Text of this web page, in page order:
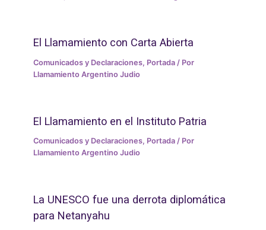
El Llamamiento con Carta Abierta
Comunicados y Declaraciones, Portada / Por
Llamamiento Argentino Judio
El Llamamiento en el Instituto Patria
Comunicados y Declaraciones, Portada / Por
Llamamiento Argentino Judio
La UNESCO fue una derrota diplomática
para Netanyahu